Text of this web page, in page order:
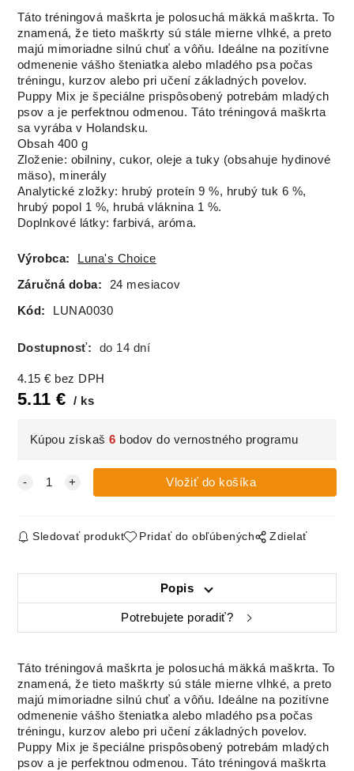
Táto tréningová maškrta je polosuchá mäkká maškrta. To
znamená, že tieto maškrty sú stále mierne vlhké, a preto
majú mimoriadne silnú chuť a vôňu. Ideálne na pozitívne
odmenenie vášho šteniatka alebo mladého psa počas
tréningu, kurzov alebo pri učení základných povelov.
Puppy Mix je špeciálne prispôsobený potrebám mladých
psov a je perfektnou odmenou. Táto tréningová maškrta
sa vyrába v Holandsku.
Obsah 400 g
Zloženie: obilniny, cukor, oleje a tuky (obsahuje hydinové
mäso), minerály
Analytické zložky: hrubý proteín 9 %, hrubý tuk 6 %,
hrubý popol 1 %, hrubá vláknina 1 %.
Doplnkové látky: farbivá, aróma.
Výrobca: Luna's Choice
Záručná doba: 24 mesiacov
Kód: LUNA0030
Dostupnosť: do 14 dní
4.15 € bez DPH
5.11 € ks
Kúpou získaš6 bodov do vernostného programu
Sledovať produkt Pridať do obľúbených Zdielať
Popis
Potrebujete poradiť?
Táto tréningová maškrta je polosuchá mäkká maškrta. To
znamená, že tieto maškrty sú stále mierne vlhké, a preto
majú mimoriadne silnú chuť a vôňu. Ideálne na pozitívne
odmenenie vášho šteniatka alebo mladého psa počas
tréningu, kurzov alebo pri učení základných povelov.
Puppy Mix je špeciálne prispôsobený potrebám mladých
psov a je perfektnou odmenou. Táto tréningová maškrta